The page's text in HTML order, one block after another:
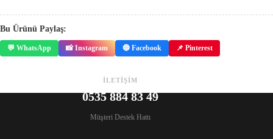
Bu Ürünü Paylaş:
💬 WhatsApp 📸 Instagram 🔵 Facebook 📌 Pinterest
İLETİŞİM
0535 884 83 49
Müşteri Destek Hattı